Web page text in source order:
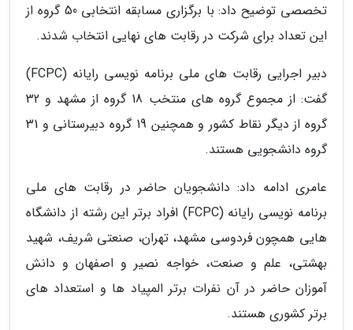
تخصصی توضیح داد: با برگزاری مسابقه انتخابی 50 گروه از
این تعداد برای شرکت در رقابت های نهایی انتخاب شدند.
دبیر اجرایی رقابت های ملی برنامه نویسی رایانه (FCPC)
گفت: از مجموع گروه های منتخب 18 گروه از مشهد و 32
گروه از دیگر نقاط کشور و همچنین 19 گروه دبیرستانی و 31
گروه دانشجویی هستند.
عامری ادامه داد: دانشجویان حاضر در رقابت های ملی
برنامه نویسی رایانه (FCPC) افراد برتر این رشته از دانشگاه
هایی همچون فردوسی مشهد، تهران، صنعتی شریف، شهید
بهشتی، علم و صنعت، خواجه نصیر و اصفهان و دانش
آموزان حاضر در آن نفرات برتر المپیاد ها و استعداد های
برتر کشوری هستند.